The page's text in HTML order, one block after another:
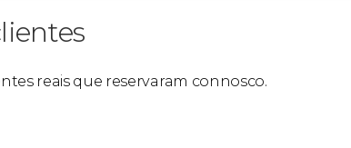
reais que reservaram connosco.